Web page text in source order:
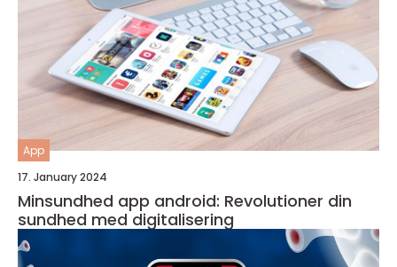
App
17. January 2024
Minsundhed app android: Revolutioner din
sundhed med digitalisering